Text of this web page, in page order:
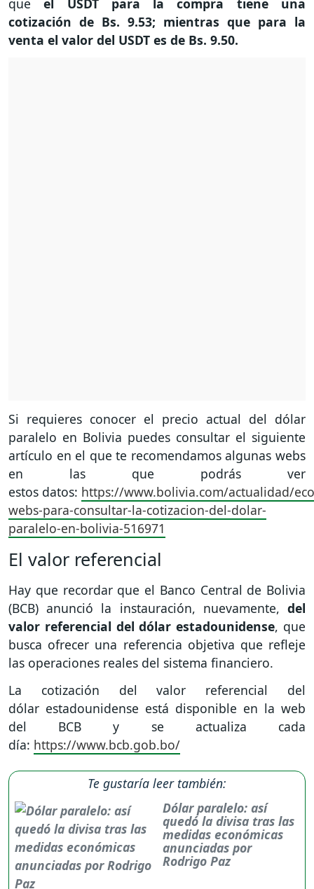
cotización de Bs. 9.53; mientras que para la
venta el valor del USDT es de Bs. 9.50.
Si requieres conocer el precio actual del dólar
paralelo en Bolivia puedes consultar el siguiente
artículo en el que te recomendamos algunas webs
en las que podrás ver
estos datos: https://www.bolivia.com/actualidad/
webs-para-consultar-la-cotizacion-del-dolar-
paralelo-en-bolivia-516971
El valor referencial
Hay que recordar que el Banco Central de Bolivia
(BCB) anunció la instauración, nuevamente, del
valor referencial del dólar estadounidense, que
busca ofrecer una referencia objetiva que refleje
las operaciones reales del sistema financiero.
La cotización del valor referencial del
dólar estadounidense está disponible en la web
del BCB y se actualiza cada
día: https://www.bcb.gob.bo/
Te gustaría leer también:
Dólar paralelo: así
quedó la divisa tras las
medidas económicas
anunciadas por
Rodrigo Paz